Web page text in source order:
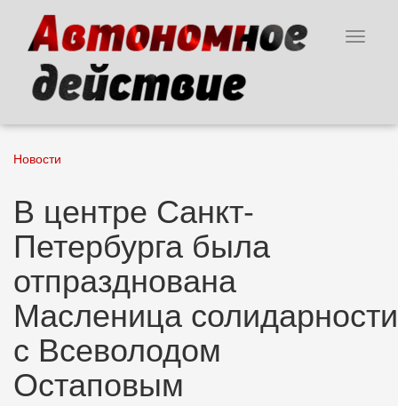
основному
содержанию
Toggle
Новости
В центре Санкт-
Петербурга была
отпразднована
Масленица солидарности
с Всеволодом
Остаповым